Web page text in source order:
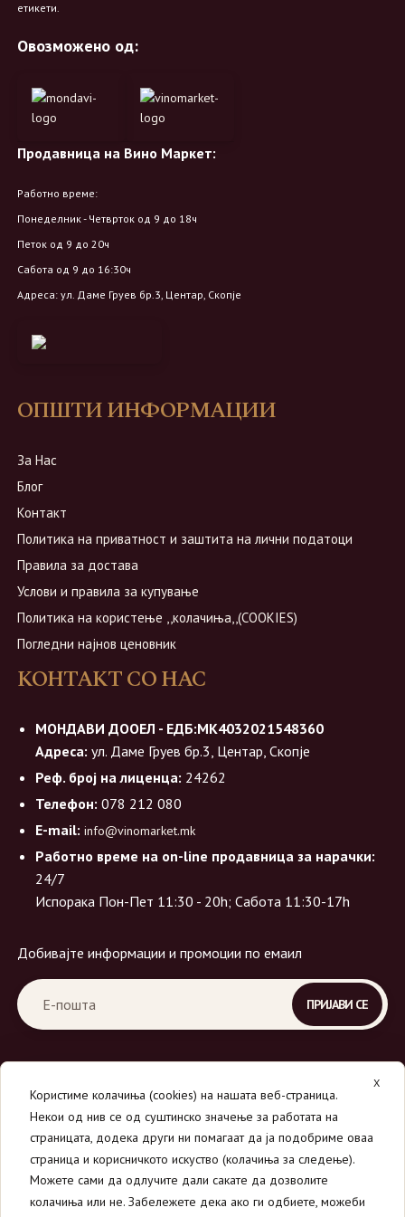
етикети.
Овозможено од:
Продавница на Вино Маркет:
Работно време:
Понеделник - Четврток од 9 до 18ч
Петок од 9 до 20ч
Сабота од 9 до 16:30ч
Адреса: ул. Даме Груев бр.3, Центар, Скопје
ОПШТИ ИНФОРМАЦИИ
За Нас
Блог
Контакт
Политика на приватност и заштита на лични податоци
Правила за достава
Услови и правила за купување
Политика на користење ,,колачиња,,(COOKIES)
Погледни најнов ценовник
КОНТАКТ СО НАС
МОНДАВИ ДООЕЛ - ЕДБ:МК4032021548360
Адреса: ул. Даме Груев бр.3, Центар, Скопје
Реф. број на лиценца: 24262
Телефон: 078 212 080
E-mail: info@vinomarket.mk
Работно време на on-line продавница за нарачки:
24/7
Испорака Пон-Пет 11:30 - 20h; Сабота 11:30-17h
Добивајте информации и промоции по емаил
© 2026Вино Маркет - МОНДАВИ ДООЕЛ.
Сите права се задржани.
X
Користиме колачиња (cookies) на нашата веб-страница.
Некои од нив се од суштинско значење за работата на
страницата, додека други ни помагаат да ја подобриме оваа
страница и корисничкото искуство (колачиња за следење).
Можете сами да одлучите дали сакате да дозволите
колачиња или не. Забележете дека ако ги одбиете, можеби